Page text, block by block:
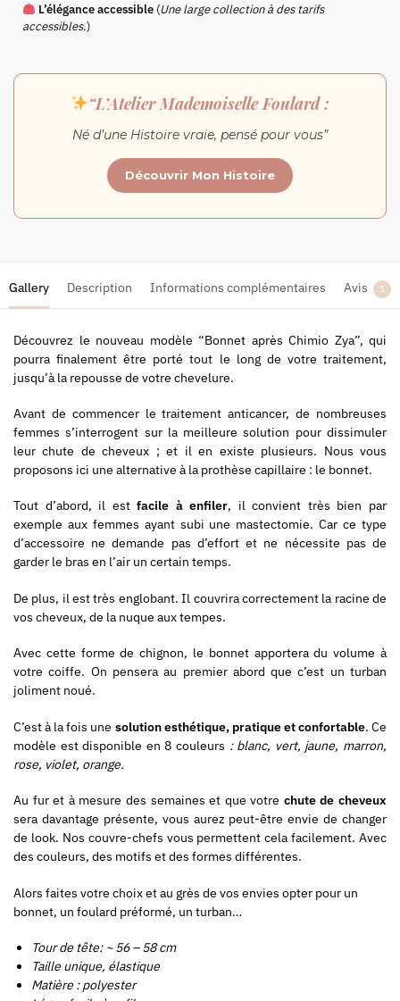
L’élégance accessible(Une large collection à des tarifs
accessibles.)
“L’Atelier Mademoiselle Foulard :
Né d’une Histoire vraie, pensé pour vous”
Découvrir Mon Histoire
Gallery Description Informations complémentaires Avis 1
Découvrez le nouveau modèle “Bonnet après Chimio Zya”, qui
pourra finalement être porté tout le long de votre traitement,
jusqu’à la repousse de votre chevelure.
Avant de commencer le traitement anticancer, de nombreuses
femmes s’interrogent sur la meilleure solution pour dissimuler
leur chute de cheveux ; et il en existe plusieurs. Nous vous
proposons ici une alternative à la prothèse capillaire : le bonnet.
Tout d’abord, il estfacile à enfiler, il convient très bien par
exemple aux femmes ayant subi une mastectomie. Car ce type
d’accessoire ne demande pas d’effort et ne nécessite pas de
garder le bras en l’air un certain temps.
De plus, il est très englobant. Il couvrira correctement la racine de
vos cheveux, de la nuque aux tempes.
Avec cette forme de chignon, le bonnet apportera du volume à
votre coiffe. On pensera au premier abord que c’est un turban
joliment noué.
C’est à la fois une solution esthétique, pratique et confortable. Ce
modèle est disponible en 8 couleurs : blanc, vert, jaune, marron,
rose, violet, orange.
Au fur et à mesure des semaines et que votre chute de cheveux
sera davantage présente, vous aurez peut-être envie de changer
de look. Nos couvre-chefs vous permettent cela facilement. Avec
des couleurs, des motifs et des formes différentes.
Alors faites votre choix et au grès de vos envies opter pour un
bonnet, un foulard préformé, un turban…
Tour de tête: ~ 56 – 58 cm
Taille unique, élastique
Matière : polyester